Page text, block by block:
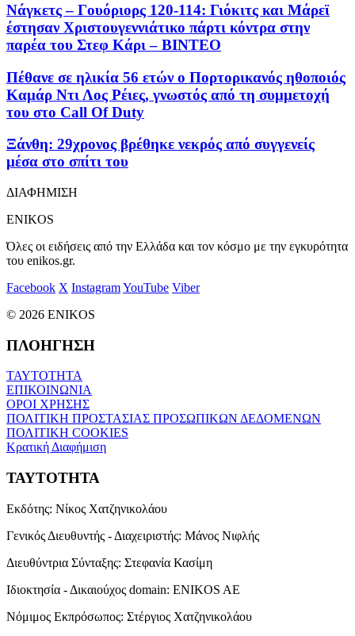
Νάγκετς – Γουόριορς 120-114: Γιόκιτς και Μάρεϊ
έστησαν Χριστουγεννιάτικο πάρτι κόντρα στην
παρέα του Στεφ Κάρι – ΒΙΝΤΕΟ
Πέθανε σε ηλικία 56 ετών ο Πορτορικανός ηθοποιός
Καμάρ Ντι Λος Ρέιες, γνωστός από τη συμμετοχή
του στο Call Of Duty
Ξάνθη: 29χρονος βρέθηκε νεκρός από συγγενείς
μέσα στο σπίτι του
ΔΙΑΦΗΜΙΣΗ
ENIKOS
Όλες οι ειδήσεις από την Ελλάδα και τον κόσμο με την εγκυρότητα
του enikos.gr.
Facebook X InstagramYouTube Viber
© 2026 ENIKOS
ΠΛΟΗΓΗΣΗ
ΤΑΥΤΟΤΗΤΑ
ΕΠΙΚΟΙΝΩΝΙΑ
ΟΡΟΙ ΧΡΗΣΗΣ
ΠΟΛΙΤΙΚΗ ΠΡΟΣΤΑΣΙΑΣ ΠΡΟΣΩΠΙΚΩΝ ΔΕΔΟΜΕΝΩΝ
ΠΟΛΙΤΙΚΗ COOKIES
Κρατική Διαφήμιση
ΤΑΥΤΟΤΗΤΑ
Εκδότης: Νίκος Χατζηνικολάου
Γενικός Διευθυντής - Διαχειριστής: Μάνος Νιφλής
Διευθύντρια Σύνταξης: Στεφανία Κασίμη
Ιδιοκτησία - Δικαιούχος domain: ENIKOS AE
Νόμιμος Εκπρόσωπος: Στέργιος Χατζηνικολάου